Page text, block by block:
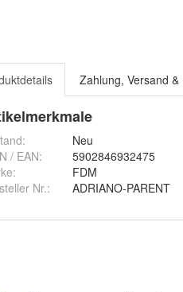
Zahlung, Versand &
Neu
/ EAN:
5902846932475
FDM
Nr.:
ADRIANO-PARENT